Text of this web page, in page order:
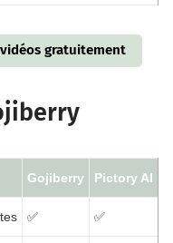
vidéos gratuitement
Gojiberry Pictory AI
✅ ✅